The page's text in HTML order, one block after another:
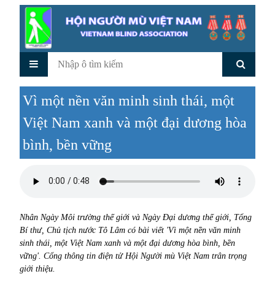
Vì một nền văn minh sinh thái, một
Việt Nam xanh và một đại dương hòa
bình, bền vững
Nhân Ngày Môi trường thế giới và Ngày Đại dương thế giới, Tổng
Bí thư, Chủ tịch nước Tô Lâm có bài viết 'Vì một nền văn minh
sinh thái, một Việt Nam xanh và một đại dương hòa bình, bền
vững'. Cổng thông tin điện tử Hội Người mù Việt Nam trân trọng
giới thiệu.